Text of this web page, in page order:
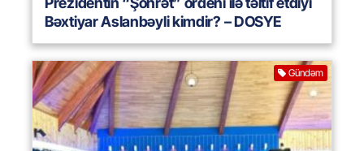
Bəxtiyar Aslanbəyli kimdir? – DOSYE
Gündəm